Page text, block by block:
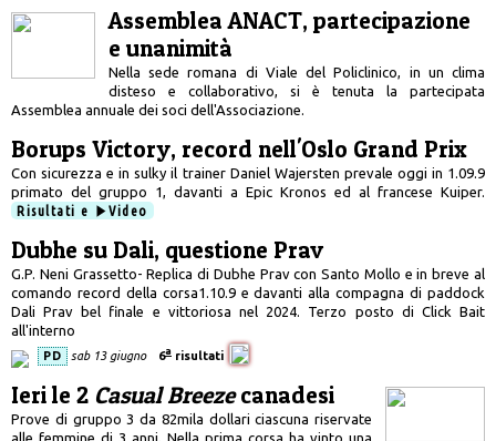
Assemblea ANACT, partecipazione
e unanimità
Nella sede romana di Viale del Policlinico, in un clima
disteso e collaborativo, si è tenuta la partecipata
Assemblea annuale dei soci dell'Associazione.
Borups Victory, record nell'Oslo Grand Prix
Con sicurezza e in sulky il trainer Daniel Wajersten prevale oggi in 1.09.9
primato del gruppo 1, davanti a Epic Kronos ed al francese Kuiper.
Risultati e
Video
Dubhe su Dali, questione Prav
G.P. Neni Grassetto- Replica di Dubhe Prav con Santo Mollo e in breve al
comando record della corsa1.10.9 e davanti alla compagna di paddock
Dali Prav bel finale e vittoriosa nel 2024. Terzo posto di Click Bait
all'interno
PD sab 13 giugno 6a risultati
Ieri le 2 Casual Breezecanadesi
Prove di gruppo 3 da 82mila dollari ciascuna riservate
alle femmine di 3 anni. Nella prima corsa ha vinto una